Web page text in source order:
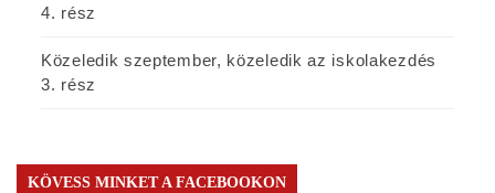
4. rész
Közeledik szeptember, közeledik az iskolakezdés
3. rész
KÖVESS MINKET A FACEBOOKON